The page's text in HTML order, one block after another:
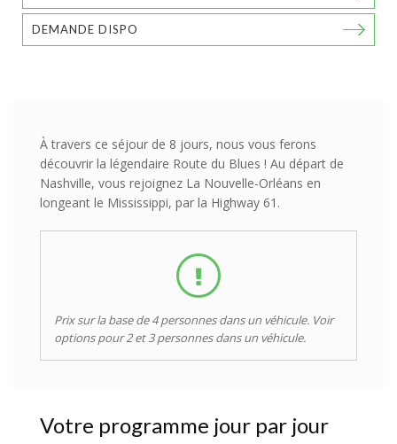
DEMANDE DISPO
À travers ce séjour de 8 jours, nous vous ferons
découvrir la légendaire Route du Blues ! Au départ de
Nashville, vous rejoignez La Nouvelle-Orléans en
longeant le Mississippi, par la Highway 61.
Prix sur la base de 4 personnes dans un véhicule. Voir
options pour 2 et 3 personnes dans un véhicule.
Votre programme jour par jour